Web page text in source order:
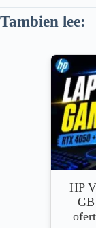
Tambien lee:
HP